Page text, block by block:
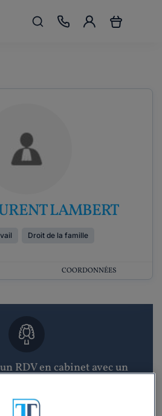
LAMBERT
Droit de la famille
COORDONNÉES
RDV en cabinet avec un
des devis d'avocats